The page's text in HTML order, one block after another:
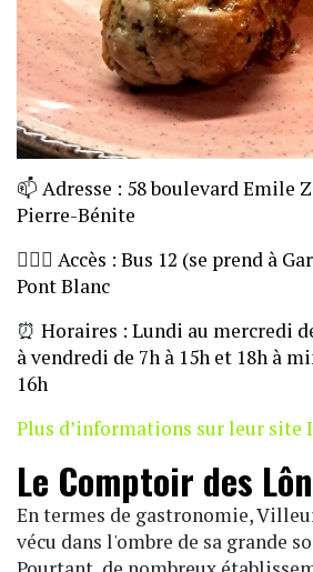
📫 Adresse : 58 boulevard Emile
Pierre-Bénite
🏃🏼‍♀️ Accès : Bus 12 (se prend à
Pont Blanc
⏰ Horaires : Lundi au mercredi
à vendredi de 7h à 15h et 18h à
16h
Plus d’informations sur leur site
Le Comptoir des
En termes de gastronomie,
vécu dans l'ombre de sa grande